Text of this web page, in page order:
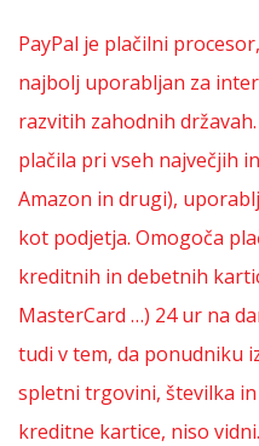
PayPal je plačilni
najbolj uporabljan za
razvitih zahodnih
plačila pri vseh največjih
Amazon in drugi),
kot podjetja. Omogoča
kreditnih in debetnih
MasterCard …) 24 ur na
tudi v tem, da ponudniku
spletni trgovini, številka
kreditne kartice, niso